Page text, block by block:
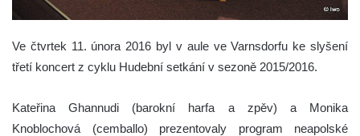
Ve čtvrtek 11. února 2016 byl v aule ve Varnsdorfu ke slyšení
třetí koncert z cyklu Hudební setkání v sezoně 2015/2016.
Kateřina Ghannudi (barokní harfa a zpěv) a Monika
Knoblochová (cemballo) prezentovaly program neapolské